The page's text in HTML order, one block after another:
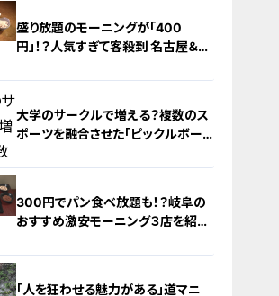
盛り放題のモーニングが「400
円」！？人気すぎて客殺到 名古屋＆岐
大学のサークルで増える？複数のス
ポーツを融合させた「ピックルボー
300円でパン食べ放題も！？岐阜の
おすすめ激安モーニング３店を紹
「人を狂わせる魅力がある」道マニ